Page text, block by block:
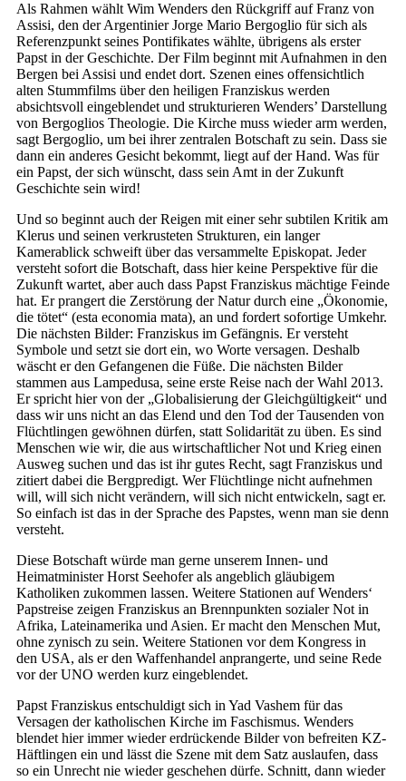
Als Rahmen wählt Wim Wenders den Rückgriff auf Franz von
Assisi, den der Argentinier Jorge Mario Bergoglio für sich als
Referenzpunkt seines Pontifikates wählte, übrigens als erster
Papst in der Geschichte. Der Film beginnt mit Aufnahmen in den
Bergen bei Assisi und endet dort. Szenen eines offensichtlich
alten Stummfilms über den heiligen Franziskus werden
absichtsvoll eingeblendet und strukturieren Wenders’ Darstellung
von Bergoglios Theologie. Die Kirche muss wieder arm werden,
sagt Bergoglio, um bei ihrer zen­tralen Botschaft zu sein. Dass sie
dann ein anderes Gesicht bekommt, liegt auf der Hand. Was für
ein Papst, der sich wünscht, dass sein Amt in der Zukunft
Geschichte sein wird!
Und so beginnt auch der Reigen mit einer sehr subtilen Kritik am
Klerus und seinen verkrusteten Strukturen, ein langer
Kamerablick schweift über das versammelte Episkopat. Jeder
versteht sofort die Botschaft, dass hier keine Perspektive für die
Zukunft wartet, aber auch dass Papst Franziskus mächtige Feinde
hat. Er prangert die Zerstörung der Natur durch eine „Ökonomie,
die tötet“ (esta economia mata), an und fordert sofortige Umkehr.
Die nächsten Bilder: Franziskus im Gefängnis. Er versteht
Symbole und setzt sie dort ein, wo Worte versagen. Deshalb
wäscht er den Gefangenen die Füße. Die nächsten Bilder
stammen aus Lampedusa, seine erste Reise nach der Wahl 2013.
Er spricht hier von der „Globalisierung der Gleichgültigkeit“ und
dass wir uns nicht an das Elend und den Tod der Tausenden von
Flüchtlingen gewöhnen dürfen, statt Solidarität zu üben. Es sind
Menschen wie wir, die aus wirtschaftlicher Not und Krieg einen
Ausweg suchen und das ist ihr gutes Recht, sagt Franziskus und
zitiert dabei die Bergpredigt. Wer Flüchtlinge nicht aufnehmen
will, will sich nicht verändern, will sich nicht entwickeln, sagt er.
So einfach ist das in der Sprache des Papstes, wenn man sie denn
versteht.
Diese Botschaft würde man gerne unserem Innen- und
Heimatminister Horst Seehofer als angeblich gläubigem
Katholiken zukommen lassen. Weitere Stationen auf Wenders‘
Papstreise zeigen Franziskus an Brennpunkten sozialer Not in
Afrika, Lateinamerika und Asien. Er macht den Menschen Mut,
ohne zynisch zu sein. Weitere Stationen vor dem Kongress in
den USA, als er den Waffenhandel anprangerte, und seine Rede
vor der UNO werden kurz eingeblendet.
Papst Franziskus entschuldigt sich in Yad Vashem für das
Versagen der katholischen Kirche im Faschismus. Wenders
blendet hier immer wieder erdrückende Bilder von befreiten KZ-
Häftlingen ein und lässt die Szene mit dem Satz auslaufen, dass
so ein Unrecht nie wieder geschehen dürfe. Schnitt, dann wieder